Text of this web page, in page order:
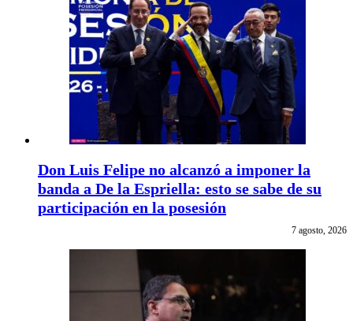
Don Luis Felipe no alcanzó a imponer la
banda a De la Espriella: esto se sabe de su
participación en la posesión
7 agosto, 2026